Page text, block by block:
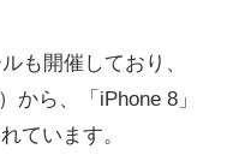
も開催しており、
から、「iPhone 8」
ています。